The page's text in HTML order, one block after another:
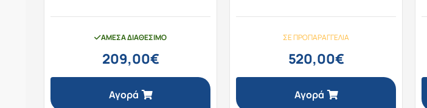
ΆΜΕΣΑ ΔΙΑΘΈΣΙΜΟ
209,00€
Αγορά
ΣΕ ΠΡΟΠΑΡΑΓΓΕΛΊΑ
520,00€
Αγορά